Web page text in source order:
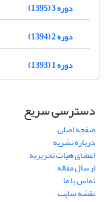
دوره 3 (1395)
دوره 2 (1394)
دوره 1 (1393)
دسترسی سریع
صفحه اصلی
درباره نشریه
اعضای هیات تحریریه
ارسال مقاله
تماس با ما
نقشه سایت